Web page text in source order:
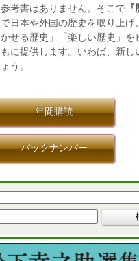
考書はありません。そこで
日本や外国の歴史を取り上げ
せる歴史」「楽しい歴史」を
に提供します。いわば、新し
う。
年間購読
バックナンバー